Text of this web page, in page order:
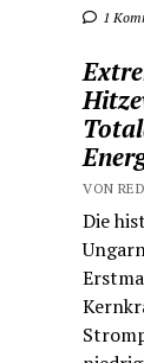
1
VON
Die